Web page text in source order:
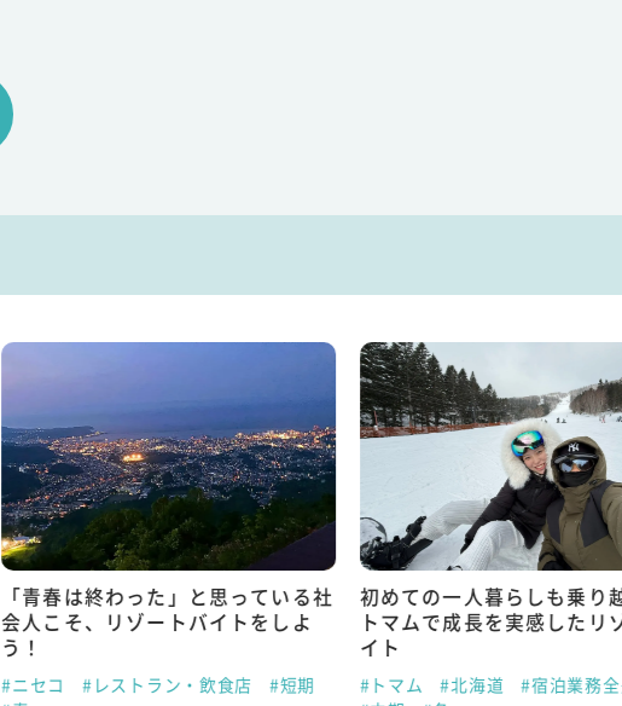
「青春は終わった」と思っている社
会人こそ、リゾートバイトをしよ
う！
#ニセコ #レストラン・飲食店
#短期
初めての一人暮らしも乗り
トマムで成長を実感したリ
イト
#トマム #北海道
#宿泊業務